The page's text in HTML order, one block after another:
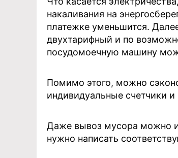
накаливания на
платежке уменьшится.
двухтарифный и по
посудомоечную машину
Помимо этого, можно
индивидуальные счетчики
Даже вывоз мусора можно
нужно написать